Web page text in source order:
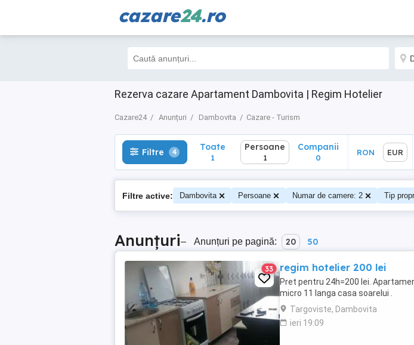
cazare24.ro
Rezerva cazare Apartament Dambovita | Regim Hotelier
Cazare24 Anunțuri Dambovita Cazare - Turism
Filtre 4 Toate
1
Filtre 4 Toate
1
Persoane
1
Companii
0
RON EUR
Filtre active: Dambovita Persoane Numar de camere: 2 Tip
Anunțuri– Anunțuri pe pagină: 20 50
33 regim hotelier 200 lei
Pret pentru 24h=200 lei.
micro 11 langa casa soarelui .
Targoviste, Dambovita
ieri 19:09